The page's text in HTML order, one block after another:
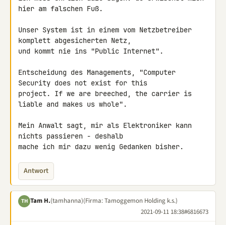
hier am falschen Fuß.
Unser System ist in einem vom Netzbetreiber
komplett abgesicherten Netz,
und kommt nie ins "Public Internet".
Entscheidung des Managements, "Computer
Security does not exist for this
project. If we are breeched, the carrier is
liable and makes us whole".
Mein Anwalt sagt, mir als Elektroniker kann
nichts passieren - deshalb
mache ich mir dazu wenig Gedanken bisher.
Antwort
TH Tam H.(tamhanna)(Firma: Tamoggemon Holding k.s.)
2021-09-11 18:38#6816673